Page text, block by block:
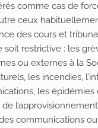
comme cas de
ceux
des cours et
soit restrictive : les
ou externes à la
les incendies,
les épidémies
de
communications